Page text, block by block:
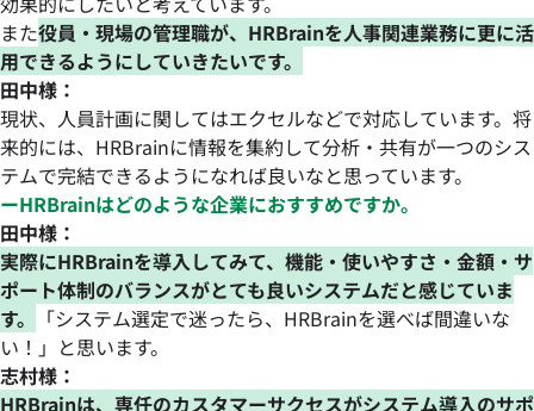
また役員・現場の管理職が、HRBrainを人事関連業務に更に活
用できるようにしていきたいです。
田中様：
現状、人員計画に関してはエクセルなどで対応しています。将
来的には、HRBrainに情報を集約して分析・共有が一つのシス
テムで完結できるようになれば良いなと思っています。
ーHRBrainはどのような企業におすすめですか。
田中様：
実際にHRBrainを導入してみて、機能・使いやすさ・金額・サ
ポート体制のバランスがとても良いシステムだと感じていま
す。
「システム選定で迷ったら、HRBrainを選べば間違いな
い！」と思います。
志村様：
HRBrainは、専任のカスタマーサクセスがシステム導入のサポ